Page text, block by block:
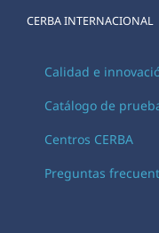
CERBA INTERNACIONAL
Calidad e
Catálogo de
Centros CERBA
Preguntas